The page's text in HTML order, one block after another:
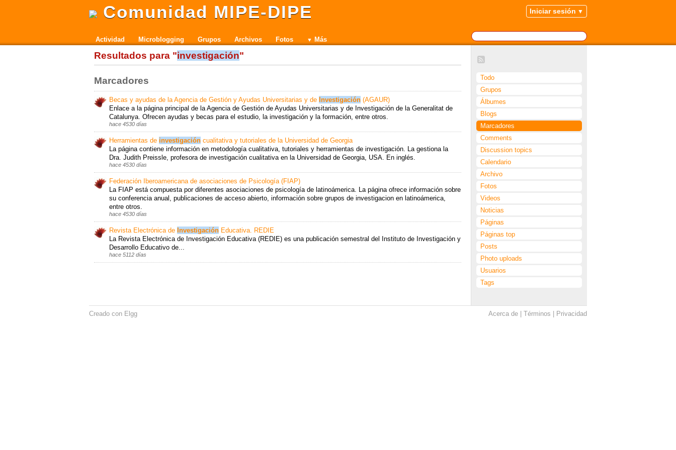
Comunidad MIPE-DIPE Iniciar sesión
Actividad Microblogging Grupos Archivos Fotos Más
Todo
Grupos
Álbumes
Blogs
Marcadores
Comments
Discussion topics
Calendario
Archivo
Fotos
Videos
Noticias
Páginas
Páginas top
Posts
Photo uploads
Usuarios
Tags
Resultados para "investigación"
Marcadores
Becas y ayudas de la Agencia de Gestión y Ayudas Universitarias y de Investigación (AGAUR)
Enlace a la página principal de la Agencia de Gestión de Ayudas Universitarias y de Investigación de la Generalitat de
Catalunya. Ofrecen ayudas y becas para el estudio, la investigación y la formación, entre otros.
hace 4530 días
Herramientas de investigación cualitativa y tutoriales de la Universidad de Georgia
La página contiene información en metodología cualitativa, tutoriales y herramientas de investigación. La gestiona la
Dra. Judith Preissle, profesora de investigación cualitativa en la Universidad de Georgia, USA. En inglés.
hace 4530 días
Federación Iberoamericana de asociaciones de Psicología (FIAP)
La FIAP está compuesta por diferentes asociaciones de psicología de latinoámerica. La página ofrece información sobre
su conferencia anual, publicaciones de acceso abierto, información sobre grupos de investigacion en latinoámerica,
entre otros.
hace 4530 días
Revista Electrónica de Investigación Educativa. REDIE
La Revista Electrónica de Investigación Educativa (REDIE) es una publicación semestral del Instituto de Investigación y
Desarrollo Educativo de...
hace 5112 días
Acerca de Términos Privacidad
Creado con Elgg